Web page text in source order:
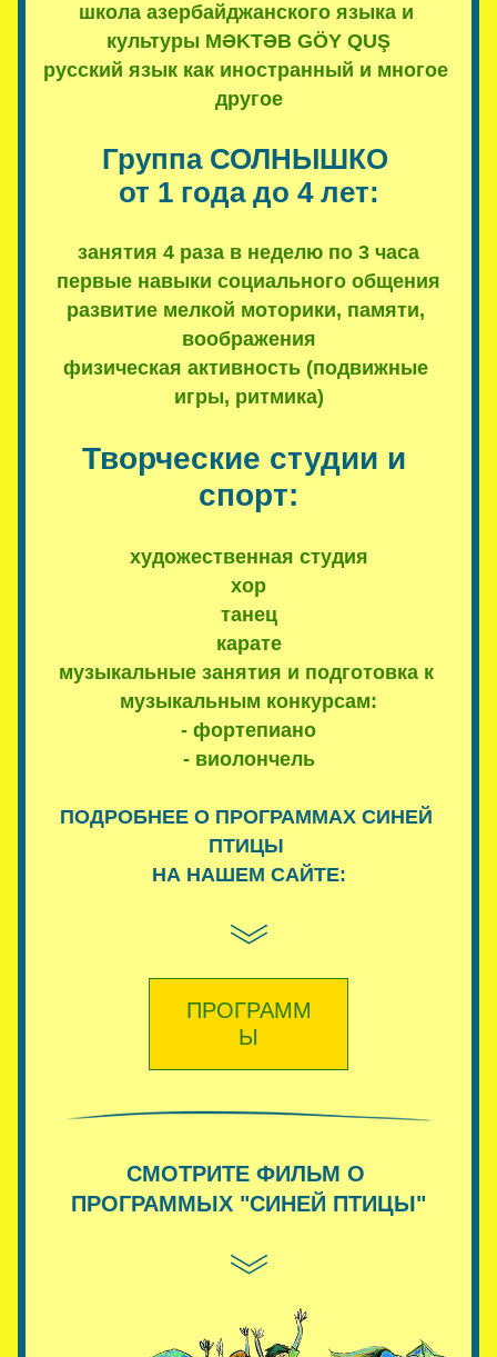
школа азербайджанского языка и
культуры MƏKTƏB GÖY QUŞ
русский язык как иностранный и многое
другое
Группа СОЛНЫШКО
от 1 года до 4 лет:
занятия 4 раза в неделю по 3 часа
первые навыки социального общения
развитие мелкой моторики, памяти,
воображения
физическая активность (подвижные
игры, ритмика)
Творческие студии и
спорт:
художественная студия
хор
танец
карате
музыкальные занятия и подготовка к
музыкальным конкурсам:
- фортепиано
- виолончель
ПОДРОБНЕЕ О ПРОГРАММАХ СИНЕЙ
ПТИЦЫ
НА НАШЕМ САЙТЕ:
ПРОГРАММ
Ы
СМОТРИТЕ ФИЛЬМ О
ПРОГРАММЫХ "СИНЕЙ ПТИЦЫ"